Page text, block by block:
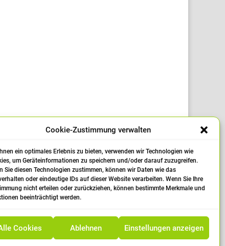
Cookie-Zustimmung verwalten
ein optimales Erlebnis zu bieten, verwenden wir Technologien wie
um Geräteinformationen zu speichern und/oder darauf zuzugreifen.
Sie diesen Technologien zustimmen, können wir Daten wie das
oder eindeutige IDs auf dieser Website verarbeiten. Wenn Sie Ihre
nicht erteilen oder zurückziehen, können bestimmte Merkmale und
beeinträchtigt werden.
Cookies Ablehnen Einstellungen anzeigen
Zum zweiten Mal werden wir den
ihre Zegnisse und